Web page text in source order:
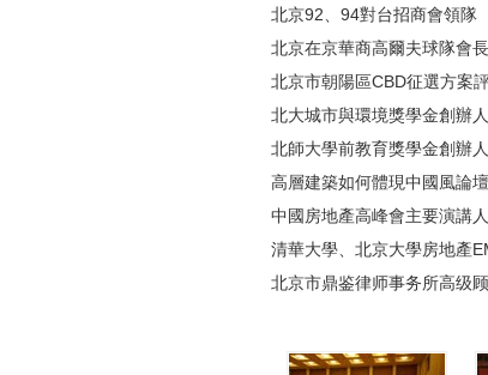
北京92、94對台招商會領隊
北京在京華商高爾夫球隊會長
北京市朝陽區CBD征選方案
北大城市與環境獎學金創辦人
北師大學前教育獎學金創辦人
高層建築如何體現中國風論
中國房地產高峰會主要演講人
清華大學、北京大學房地產
北京市鼎鉴律师事务所高